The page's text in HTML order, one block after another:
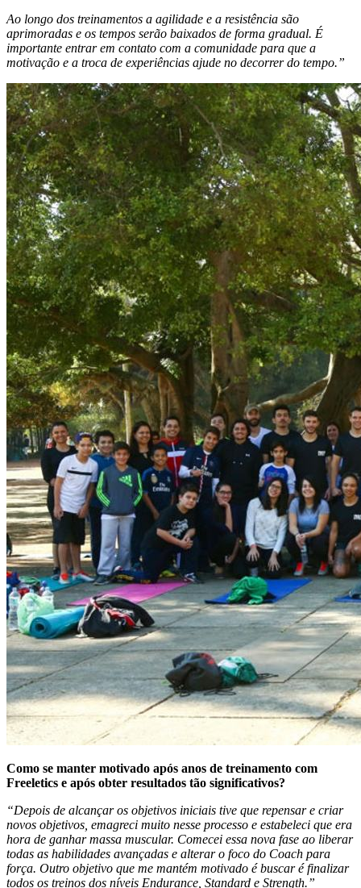
Ao longo dos treinamentos a agilidade e a resistência são
aprimoradas e os tempos serão baixados de forma gradual. É
importante entrar em contato com a comunidade para que a
motivação e a troca de experiências ajude no decorrer do tempo.”
Como se manter motivado após anos de treinamento com
Freeletics e após obter resultados tão significativos?
“Depois de alcançar os objetivos iniciais tive que repensar e criar
novos objetivos, emagreci muito nesse processo e estabeleci que era
hora de ganhar massa muscular. Comecei essa nova fase ao liberar
todas as habilidades avançadas e alterar o foco do Coach para
força. Outro objetivo que me mantém motivado é buscar é finalizar
todos os treinos dos níveis Endurance, Standard e Strength.”